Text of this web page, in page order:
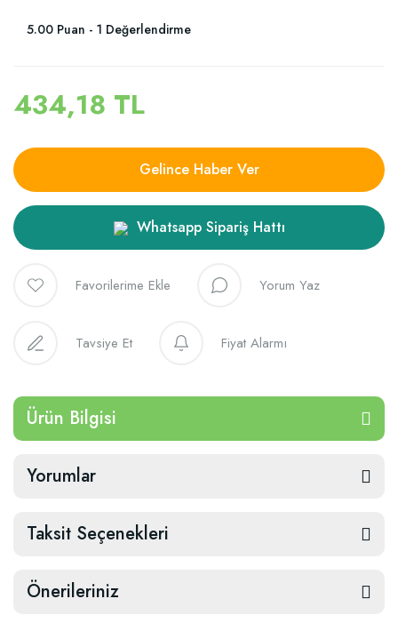
5.00 Puan - 1 Değerlendirme
434,18 TL
Gelince Haber Ver
Whatsapp Sipariş Hattı
Yorum Yaz
Tavsiye Et Fiyat Alarmı
Ürün Bilgisi
Yorumlar
Taksit Seçenekleri
Önerileriniz